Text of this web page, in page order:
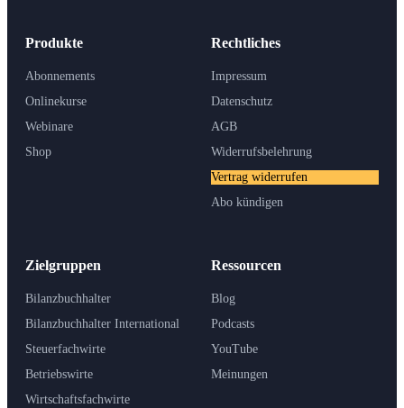
Produkte
Abonnements
Onlinekurse
Webinare
Shop
Zielgruppen
Bilanzbuchhalter
Bilanzbuchhalter International
Steuerfachwirte
Betriebswirte
Wirtschaftsfachwirte
Ressourcen
Blog
Podcasts
YouTube
Meinungen
Rechtliches
Impressum
Datenschutz
AGB
Widerrufsbelehrung
Vertrag widerrufen
Abo kündigen